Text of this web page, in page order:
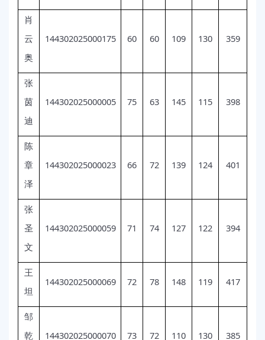
肖
云
奥
144302025000175 60 60 109 130 359
张
茵
迪
144302025000005 75 63 145 115 398
陈
章
泽
144302025000023 66 72 139 124 401
张
圣
文
144302025000059 71 74 127 122 394
王
坦
144302025000069 72 78 148 119 417
邹
乾
144302025000070 73 72 110 130 385